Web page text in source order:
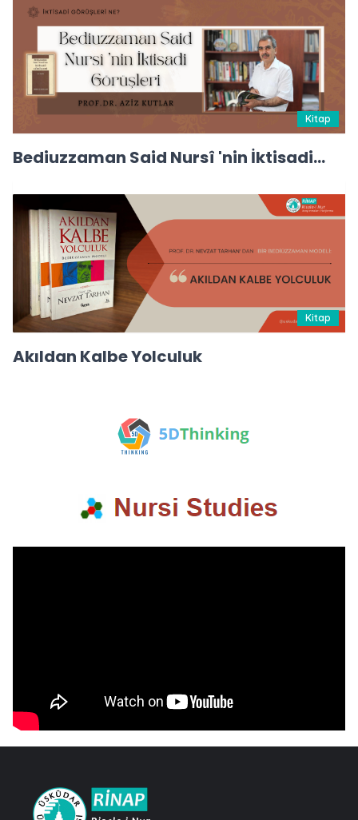
Kitap
Bediuzzaman Said Nursî 'nin İktisadi
Kitap
Akıldan Kalbe Yolculuk